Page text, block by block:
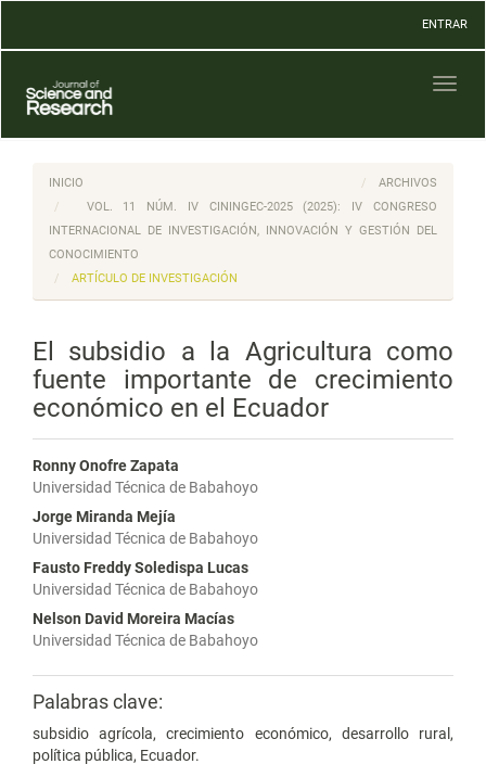
Contenido
Barra
lateral
ENTRAR
INICIO
ARCHIVOS
VOL. 11 NÚM. IV CININGEC-2025 (2025): IV CONGRESO
INTERNACIONAL DE INVESTIGACIÓN, INNOVACIÓN Y GESTIÓN DEL
CONOCIMIENTO
ARTÍCULO DE INVESTIGACIÓN
El subsidio a la Agricultura como
fuente importante de crecimiento
económico en el Ecuador
Ronny Onofre Zapata
Universidad Técnica de Babahoyo
Jorge Miranda Mejía
Universidad Técnica de Babahoyo
Fausto Freddy Soledispa Lucas
Universidad Técnica de Babahoyo
Nelson David Moreira Macías
Universidad Técnica de Babahoyo
Palabras clave:
subsidio agrícola, crecimiento económico, desarrollo rural,
política pública, Ecuador.